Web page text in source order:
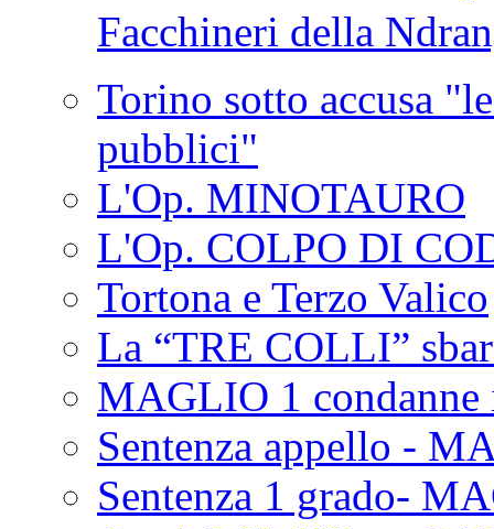
Facchineri della
Torino sotto accusa
pubblici"
L'Op. MINOTAURO
L'Op. COLPO DI
Tortona e Terzo Valico
La “TRE COLLI”
MAGLIO 1 condanne
Sentenza appello -
Sentenza 1 grado-